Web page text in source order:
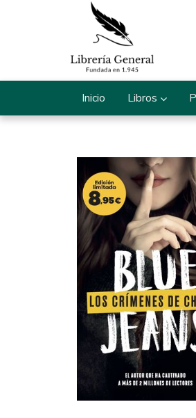
Inicio Libros